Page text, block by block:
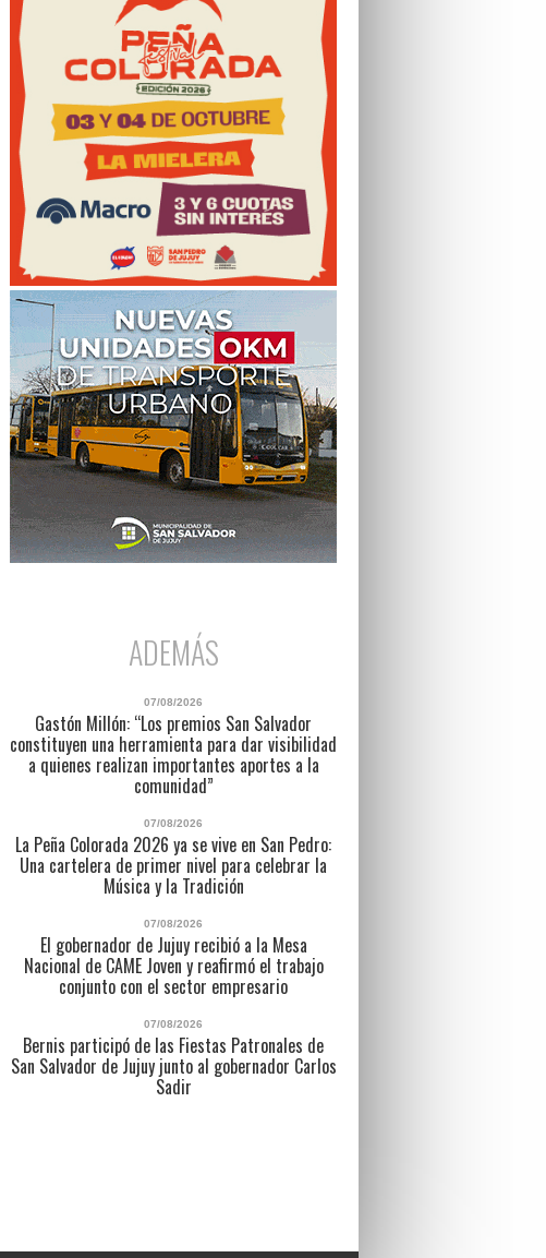
ADEMÁS
07/08/2026
Gastón Millón: “Los premios San Salvador
constituyen una herramienta para dar visibilidad
a quienes realizan importantes aportes a la
comunidad”
07/08/2026
La Peña Colorada 2026 ya se vive en San Pedro:
Una cartelera de primer nivel para celebrar la
Música y la Tradición
07/08/2026
El gobernador de Jujuy recibió a la Mesa
Nacional de CAME Joven y reafirmó el trabajo
conjunto con el sector empresario
07/08/2026
Bernis participó de las Fiestas Patronales de
San Salvador de Jujuy junto al gobernador Carlos
Sadir